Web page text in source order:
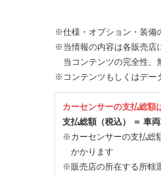
※仕様・オプション・装備
※当情報の内容は各販売店
当コンテンツの完全性、
※コンテンツもしくはデー
カーセンサーの支払総額
支払総額（税込） ＝ 車
※カーセンサーの支払総
かかります
※販売店の所在する所轄